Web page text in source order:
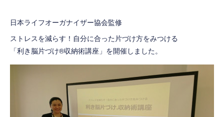
日本ライフオーガナイザー協会監修
ストレスを減らす！自分に合った片づけ方をみつける
「利き脳片づけ®収納術講座」を開催しました。